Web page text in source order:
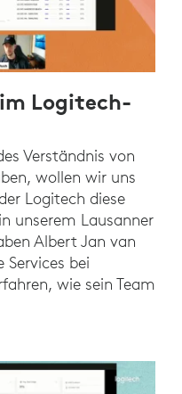
Logitech-
Verständnis von
wollen wir uns
Logitech diese
unserem Lausanner
Albert Jan van
Services bei
wie sein Team